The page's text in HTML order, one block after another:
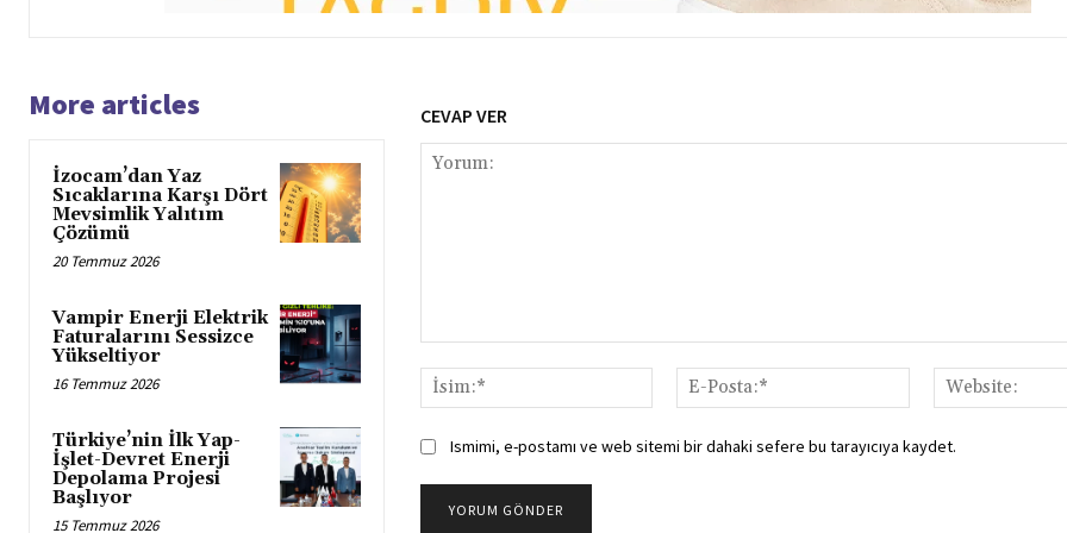
More articles
İzocam’dan Yaz
Sıcaklarına Karşı Dört
Mevsimlik Yalıtım
Çözümü
20 Temmuz 2026
Vampir Enerji Elektrik
Faturalarını Sessizce
Yükseltiyor
16 Temmuz 2026
Türkiye’nin İlk Yap-
İşlet-Devret Enerji
Depolama Projesi
Başlıyor
15 Temmuz 2026
CEVAP VER
İsim:*
Posta:*
Ismimi, e-postamı ve web sitemi bir dahaki sefere bu tarayıcıya kaydet.